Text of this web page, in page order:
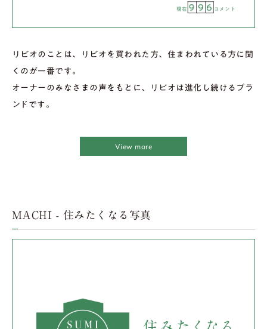
現在 9 9 6 コメント
リビオのことは、リビオを買われた方、住まわれている方に聞
くのが一番です。
オーナーのみなさまの声をもとに、リビオは進化し続けるブラ
ンドです。
View more
MACHI - 住みたくなる写真